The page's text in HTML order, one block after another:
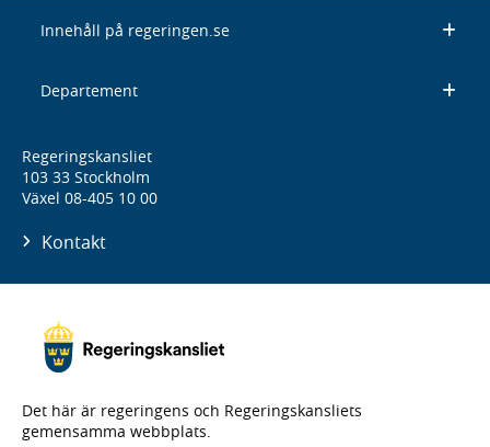
Innehåll på regeringen.se
Departement
Regeringskansliet
103 33 Stockholm
Växel 08-405 10 00
Kontakt
Det här är regeringens och Regeringskansliets
gemensamma webbplats.